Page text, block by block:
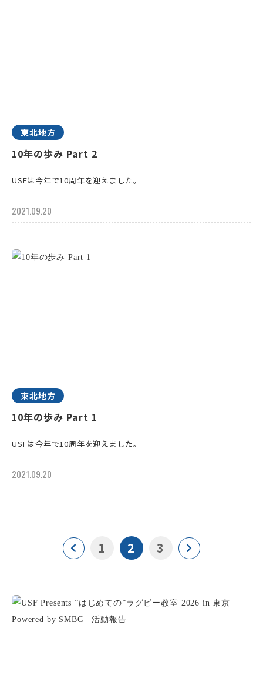
東北地方
10年の歩み Part 2
USFは今年で10周年を迎えました。
2021.09.20
東北地方
10年の歩み Part 1
USFは今年で10周年を迎えました。
2021.09.20
1 2 3